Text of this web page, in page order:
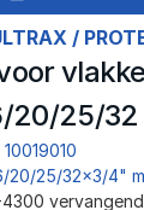
/
20/25/32
20/25/32x3/4"
4300